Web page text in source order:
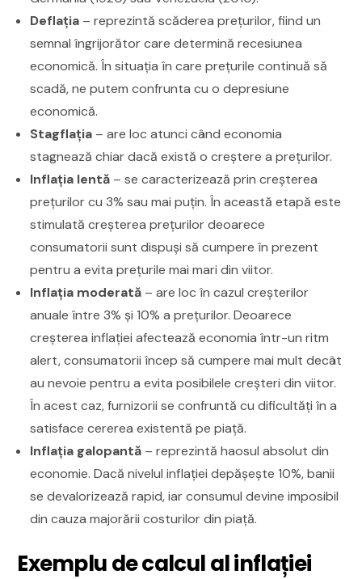
Deflația – reprezintă scăderea prețurilor, fiind un
semnal îngrijorător care determină recesiunea
economică. În situația în care prețurile continuă să
scadă, ne putem confrunta cu o depresiune
economică.
Stagflația – are loc atunci când economia
stagnează chiar dacă există o creștere a prețurilor.
Inflația lentă – se caracterizează prin creșterea
prețurilor cu 3% sau mai puțin. În această etapă este
stimulată creșterea prețurilor deoarece
consumatorii sunt dispuși să cumpere în prezent
pentru a evita prețurile mai mari din viitor.
Inflația moderată – are loc în cazul creșterilor
anuale între 3% și 10% a prețurilor. Deoarece
creșterea inflației afectează economia într-un ritm
alert, consumatorii încep să cumpere mai mult decât
au nevoie pentru a evita posibilele creșteri din viitor.
În acest caz, furnizorii se confruntă cu dificultăți în a
satisface cererea existentă pe piață.
Inflația galopantă – reprezintă haosul absolut din
economie. Dacă nivelul inflației depășește 10%, banii
se devalorizează rapid, iar consumul devine imposibil
din cauza majorării costurilor din piață.
Exemplu de calcul al inflației